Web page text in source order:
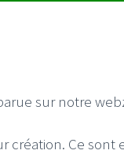
sur notre
création. Ce sont